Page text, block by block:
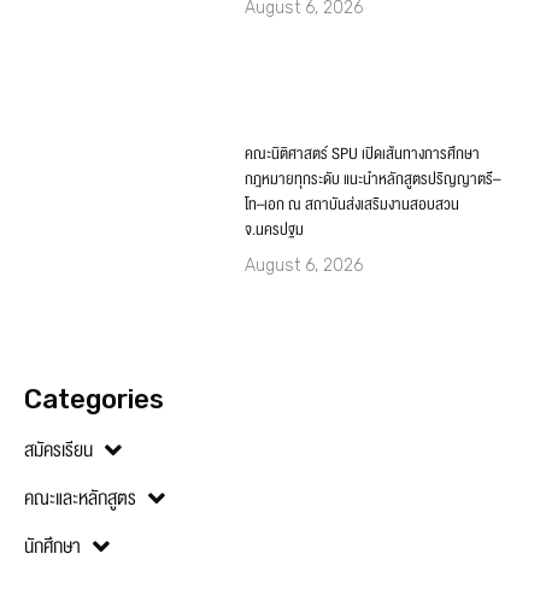
August 6, 2026
คณะนิติศาสตร์ SPU เปิดเส้นทางการศึกษา
กฎหมายทุกระดับ แนะนำหลักสูตรปริญญาตรี–
โท–เอก ณ สถาบันส่งเสริมงานสอบสวน
จ.นครปฐม
August 6, 2026
Categories
สมัครเรียน
คณะและหลักสูตร
นักศึกษา